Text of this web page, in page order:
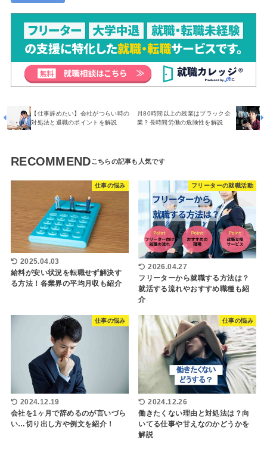
【仕事辞めたい】会社がつらい時の
対処法と退職のポイントを解説
月80時間以上の残業はブラック企
業？長時間労働の危険性を解説
RECOMMEND
仕事の悩み
2025.04.03
給料が安い状況を転職せず解決す
る方法！各業界の平均月収も紹介
フリーターの就職活動
2026.04.27
フリーターから就職する方法は？
就活する流れやおすすめ職種も紹
介
仕事の悩み
2024.12.19
会社を1ヶ月で辞めるのが言いづら
い…切り出し方や例文を紹介！
仕事の悩み
2024.12.26
働きたくない理由と対処法は？向
いてる仕事や甘えなのかどうかを
解説